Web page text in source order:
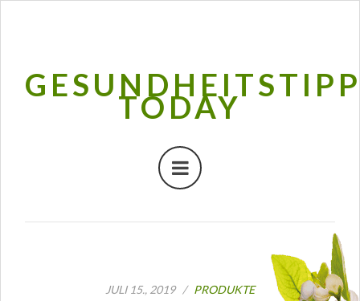
TODAY
JULI 15., 2019 / PRODUKTE